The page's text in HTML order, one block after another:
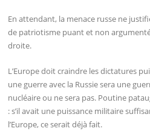
En attendant, la menace russe ne
de patriotisme puant et non
droite.
L’Europe doit craindre les dictatures
une guerre avec la Russie sera une
nucléaire ou ne sera pas. Poutine
: s’il avait une puissance militaire
l’Europe, ce serait déjà fait.